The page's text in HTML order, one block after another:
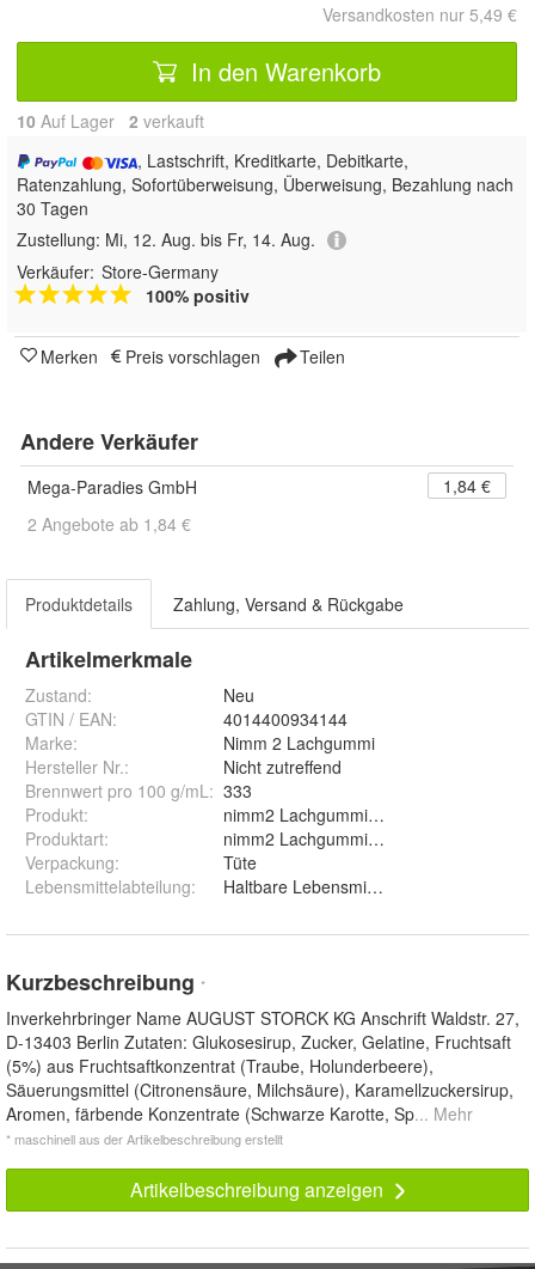
Versandkosten nur 5,49 €
In den Warenkorb
10 Auf Lager 2 verkauft
, Lastschrift, Kreditkarte, Debitkarte,
Ratenzahlung, Sofortüberweisung, Überweisung, Bezahlung nach
30 Tagen
Zustellung: Mi, 12. Aug. bis Fr, 14. Aug.
Verkäufer: Store-Germany
100% positiv
Merken Preis vorschlagen Teilen
Andere Verkäufer
Mega-Paradies GmbH
1,84 €
2 Angebote ab 1,84 €
Produktdetails Zahlung, Versand & Rückgabe
Artikelmerkmale
Zustand:
Neu
GTIN / EAN:
4014400934144
Marke:
Nimm 2 Lachgummi
Hersteller Nr.:
Nicht zutreffend
Brennwert pro 100 g/mL: 333
Produkt:
nimm2 Lachgummi Cola Flaschies
Produktart:
nimm2 Lachgummi Cola Flaschies
Verpackung:
Tüte
Lebensmittelabteilung: Haltbare Lebensmittel
Kurzbeschreibung *
Inverkehrbringer Name AUGUST STORCK KG Anschrift Waldstr. 27,
D-13403 Berlin Zutaten: Glukosesirup, Zucker, Gelatine, Fruchtsaft
(5%) aus Fruchtsaftkonzentrat (Traube, Holunderbeere),
Säuerungsmittel (Citronensäure, Milchsäure), Karamellzuckersirup,
Aromen, färbende Konzentrate (Schwarze Karotte, Sp... Mehr
* maschinell aus der Artikelbeschreibung erstellt
Artikelbeschreibung anzeigen